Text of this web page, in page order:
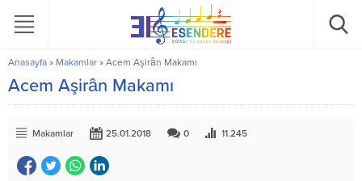
Anasayfa » Makamlar » Acem Aşirân Makamı
Acem Aşirân Makamı
Makamlar 25.01.2018 0 11.245